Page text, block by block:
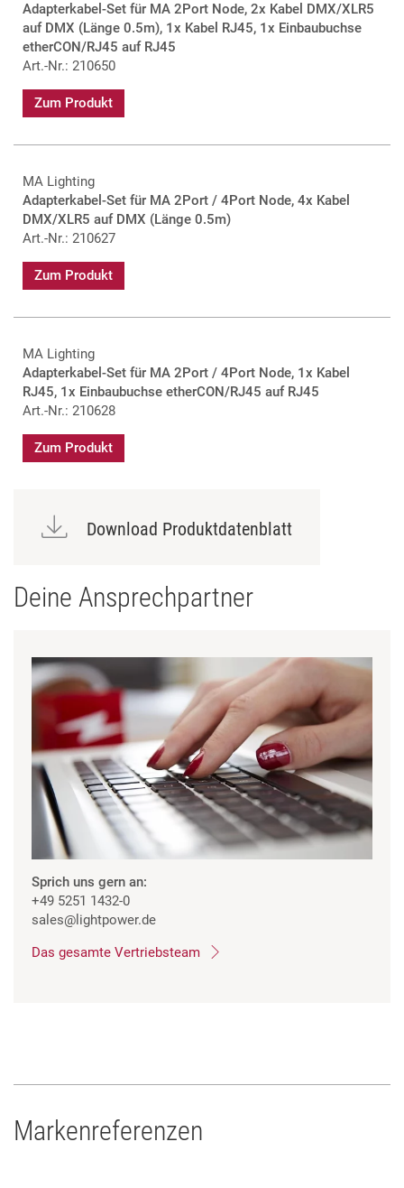
Adapterkabel-Set für MA 2Port Node, 2x Kabel DMX/XLR5
auf DMX (Länge 0.5m), 1x Kabel RJ45, 1x Einbaubuchse
etherCON/RJ45 auf RJ45
Art.-Nr.: 210650
Zum Produkt
MA Lighting
Adapterkabel-Set für MA 2Port / 4Port Node, 4x Kabel
DMX/XLR5 auf DMX (Länge 0.5m)
Art.-Nr.: 210627
Zum Produkt
MA Lighting
Adapterkabel-Set für MA 2Port / 4Port Node, 1x Kabel
RJ45, 1x Einbaubuchse etherCON/RJ45 auf RJ45
Art.-Nr.: 210628
Zum Produkt
Download Produktdatenblatt
Deine Ansprechpartner
Sprich uns gern an:
+49 5251 1432-0
sales@lightpower.de
Das gesamte Vertriebsteam
Markenreferenzen